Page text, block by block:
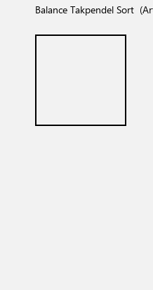
Balance Takpendel Sort